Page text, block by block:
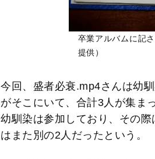
卒業アルバムに記
提供）
今回、盛者必衰.mp4さんは幼
がそこにいて、合計3人が集ま
幼馴染は参加しており、その
はまた別の2人だったという。